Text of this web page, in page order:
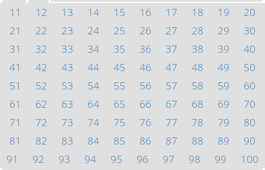
11
12 13 14 15 16 17 18 19
20
21
22 23 24 25 26 27 28 29
30
31
32 33 34 35 36 37 38 39
40
41
42 43 44 45 46 47 48 49
50
51
52 53 54 55 56 57 58 59
60
61
62 63 64 65 66 67 68 69
70
71
72 73 74 75 76 77 78 79
80
81
82 83 84 85 86 87 88 89
90
91
92 93 94 95 96 97 98 99
100